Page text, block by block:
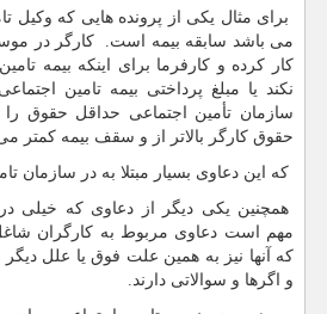
برای مثال یکی از پرونده هایی که وکیل
می باشد سابقه بیمه است. کارگر در
کار کرده و کارفرما برای اینکه بیمه
نکند یا مبلغ پرداختی بیمه تامین
سازمان تأمین اجتماعی حداقل حقوق را
حقوق کارگر بالاتر از و سقف بیمه کمتر
که این دعاوی بسیار مبتلا به در سازمان
همچنین یکی دیگر از دعاوی که خیلی
مهم است دعاوی مربوط به کارگران
که آنها نیز به همین علت فوق یا علل
و اگرها و سوالاتی دارند.